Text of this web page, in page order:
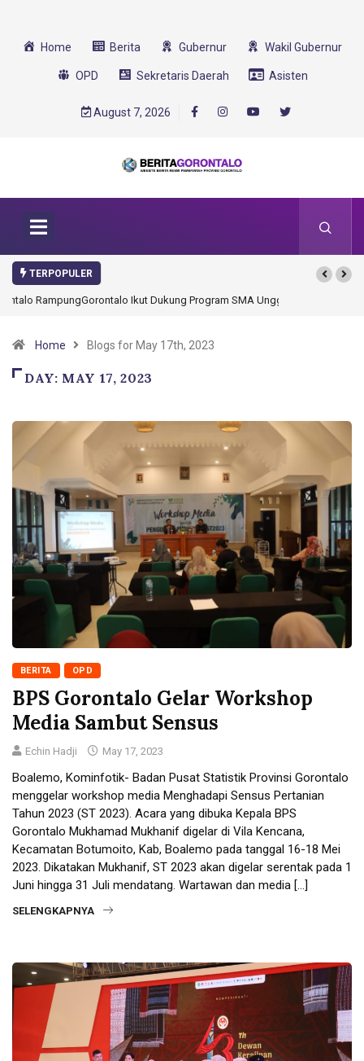
Home Berita Gubernur Wakil Gubernur
OPD Sekretaris Daerah Asisten
August 7, 2026
TERPOPULER
Gorontalo Ikut Dukung Program SMA Unggul Garuda Transformasi 2025
Home Blogs for May 17th, 2023
DAY: MAY 17, 2023
BERITA OPD
BPS Gorontalo Gelar Workshop
Media Sambut Sensus
Echin Hadji May 17, 2023
Boalemo, Kominfotik- Badan Pusat Statistik Provinsi Gorontalo
menggelar workshop media Menghadapi Sensus Pertanian
Tahun 2023 (ST 2023). Acara yang dibuka Kepala BPS
Gorontalo Mukhamad Mukhanif digelar di Vila Kencana,
Kecamatan Botumoito, Kab, Boalemo pada tanggal 16-18 Mei
2023. Dikatakan Mukhanif, ST 2023 akan digelar serentak pada 1
Juni hingga 31 Juli mendatang. Wartawan dan media […]
SELENGKAPNYA